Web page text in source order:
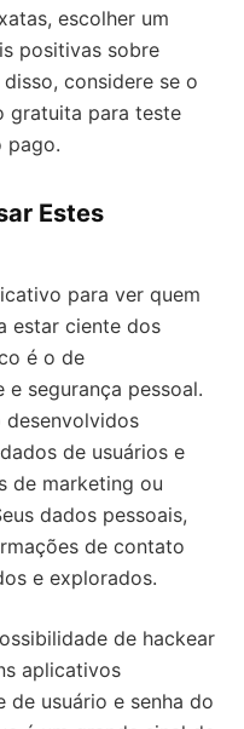
escolher um
positivas sobre
considere se o
gratuita para teste
pago.
Estes
para ver quem
estar ciente dos
é o de
segurança pessoal.
desenvolvidos
de usuários e
de marketing ou
dados pessoais,
de contato
e explorados.
de hackear
aplicativos
de usuário e senha do